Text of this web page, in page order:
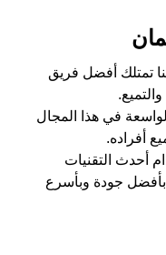
تمتلك أفضل فريق
في هذا المجال
أفراده.
أحدث التقنيات
بأفضل جودة وبأسرع